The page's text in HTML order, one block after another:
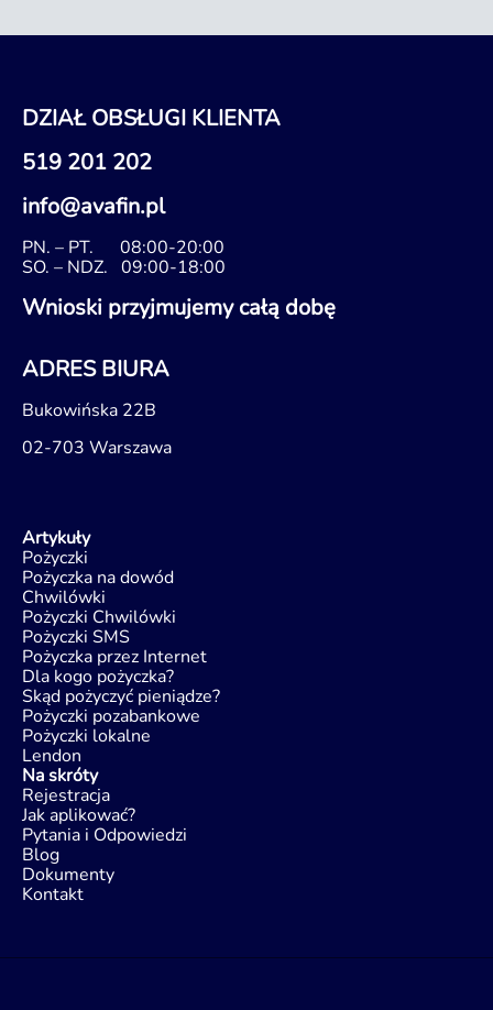
DZIAŁ OBSŁUGI KLIENTA
519 201 202
info@avafin.pl
PN. – PT. 08:00-20:00
SO. – NDZ. 09:00-18:00
Wnioski przyjmujemy całą dobę
ADRES BIURA
Bukowińska 22B
02-703 Warszawa
Artykuły
Pożyczki
Pożyczka na dowód
Chwilówki
Pożyczki Chwilówki
Pożyczki SMS
Pożyczka przez Internet
Dla kogo pożyczka?
Skąd pożyczyć pieniądze?
Pożyczki pozabankowe
Pożyczki lokalne
Lendon
Na skróty
Rejestracja
Jak aplikować?
Pytania i Odpowiedzi
Blog
Dokumenty
Kontakt